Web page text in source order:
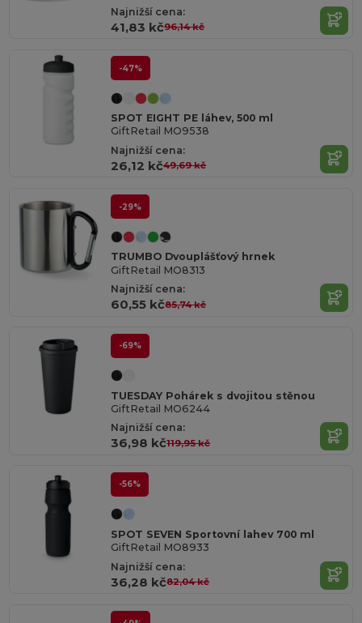
Najnižší cena:
41,83 kč96,14 kč
-47%
SPOT EIGHT PE láhev, 500 ml
GiftRetail MO9538
Najnižší cena:
26,12 kč49,69 kč
-29%
TRUMBO Dvouplášťový hrnek
GiftRetail MO8313
Najnižší cena:
60,55 kč85,74 kč
-69%
TUESDAY Pohárek s dvojitou stěnou
GiftRetail MO6244
Najnižší cena:
36,98 kč119,95 kč
-56%
SPOT SEVEN Sportovní lahev 700 ml
GiftRetail MO8933
Najnižší cena:
36,28 kč82,04 kč